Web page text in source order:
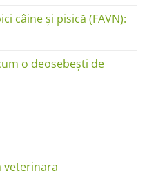
câine și pisică (FAVN):
o deosebești de
veterinara